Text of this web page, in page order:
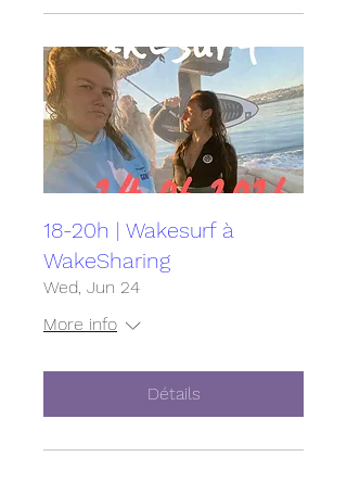
18-20h | Wakesurf à
WakeSharing
Wed, Jun 24
More info
Détails